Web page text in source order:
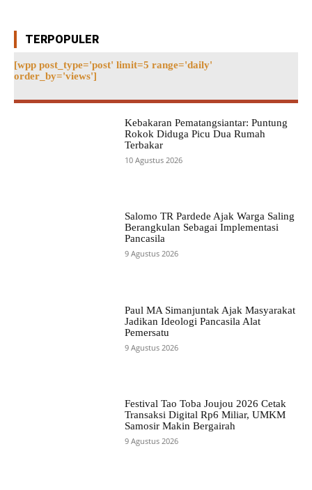
TERPOPULER
[wpp post_type='post' limit=5 range='daily'
order_by='views']
Kebakaran Pematangsiantar: Puntung
Rokok Diduga Picu Dua Rumah
Terbakar
10 Agustus 2026
Salomo TR Pardede Ajak Warga Saling
Berangkulan Sebagai Implementasi
Pancasila
9 Agustus 2026
Paul MA Simanjuntak Ajak Masyarakat
Jadikan Ideologi Pancasila Alat
Pemersatu
9 Agustus 2026
Festival Tao Toba Joujou 2026 Cetak
Transaksi Digital Rp6 Miliar, UMKM
Samosir Makin Bergairah
9 Agustus 2026